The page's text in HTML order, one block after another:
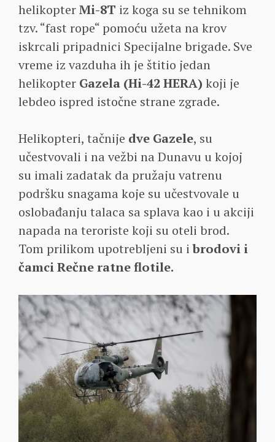
helikopterMi-8T iz koga su se tehnikom
tzv. “fast rope“ pomoću užeta na krov
iskrcali pripadnici Specijalne brigade. Sve
vreme iz vazduha ih je štitio jedan
helikopter Gazela (Hi-42 HERA) koji je
lebdeo ispred istočne strane zgrade.
Helikopteri, tačnije dve Gazele, su
učestvovali i na vežbi na Dunavu u kojoj
su imali zadatak da pružaju vatrenu
podršku snagama koje su učestvovale u
oslobađanju talaca sa splava kao i u akciji
napada na teroriste koji su oteli brod.
Tom prilikom upotrebljeni su ibrodovi i
čamci Rečne ratne flotile.